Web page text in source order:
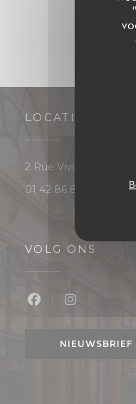
LOCATIE
2 Rue Vivienne 75002
01 42 86 87 88
VOLG ONS
NIEUWSBRIEF